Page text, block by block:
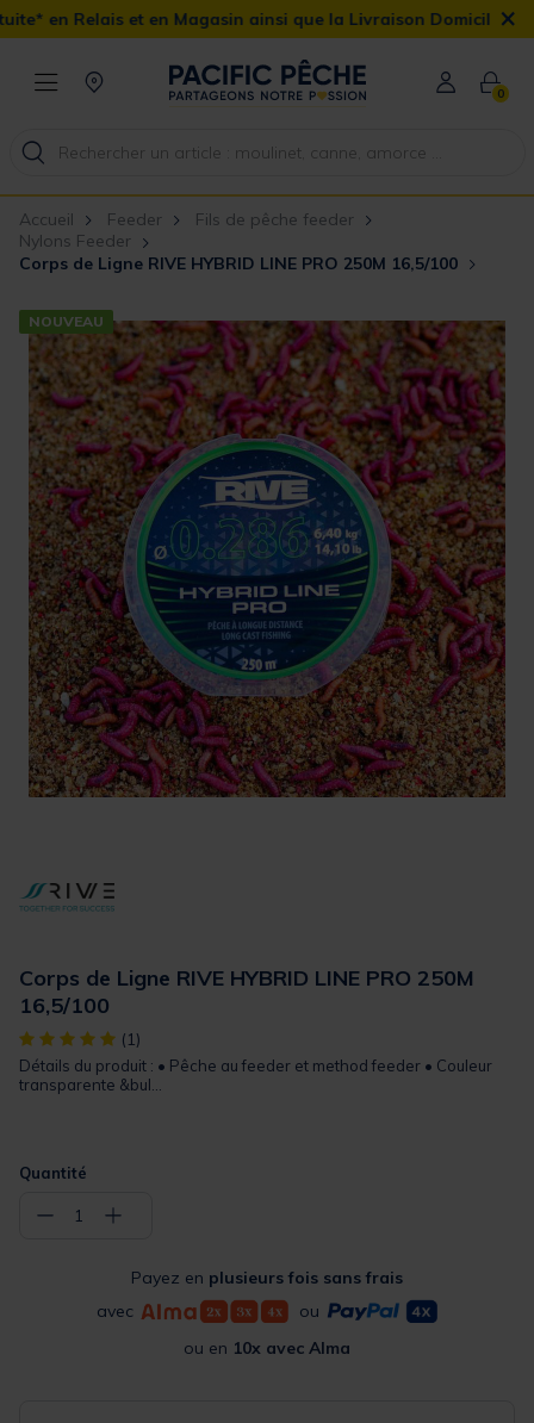
en Magasin ainsi que la Livraison Domicile offerte dès 90€×
0
Accueil Feeder
Fils de pêche feeder
Nylons Feeder
Corps de Ligne RIVE HYBRID LINE PRO 250M 16,5/100
NOUVEAU
Corps de Ligne RIVE HYBRID LINE PRO 250M
16,5/100
[object Object] out of 5 Customer Rating
(1)
Détails du produit : • Pêche au feeder et method feeder • Couleur
transparente &bul...
Quantité
− 1 +
Payez en plusieurs fois sans frais
avec
ou
ou en 10x avec Alma